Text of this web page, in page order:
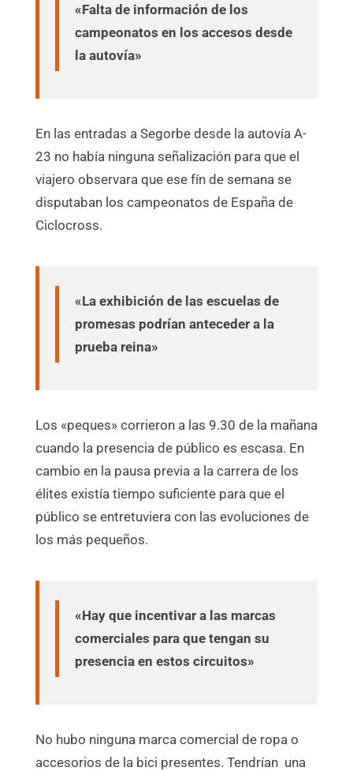
«Falta de información de los
campeonatos en los accesos desde
la autovía»
En las entradas a Segorbe desde la autovía A-
23 no había ninguna señalización para que el
viajero observara que ese fín de semana se
disputaban los campeonatos de España de
Ciclocross.
«La exhibición de las escuelas de
promesas podrían anteceder a la
prueba reina»
Los «peques» corrieron a las 9.30 de la mañana
cuando la presencia de público es escasa. En
cambio en la pausa previa a la carrera de los
élites existía tiempo suficiente para que el
público se entretuviera con las evoluciones de
los más pequeños.
«Hay que incentivar a las marcas
comerciales para que tengan su
presencia en estos circuitos»
No hubo ninguna marca comercial de ropa o
accesorios de la bici presentes. Tendrían una